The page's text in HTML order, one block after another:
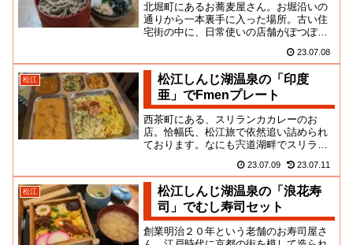
北堀町にあるお蕎麦屋さん。お堀沿いの
通りから一本裏手に入った場所。古い住
宅街の中に、日常使いの店舗がぽつぽつ
簾がかかってなければ、飲食店... 23.07.08
松江
松江しんじ湖温泉の「印度
亜」でFmenプレート
西茶町にある、スリランカカレーのお
店。恰幅氏、松江旅で依然追い詰められ
ております。なにも宍道湖畔でスリラン
というツッコミに対し、うっせー...
23.07.09 23.07.11
松江
松江しんじ湖温泉の「浪花寿
司」でむし寿司セット
創業明治２０年という老舗のお寿司屋さ